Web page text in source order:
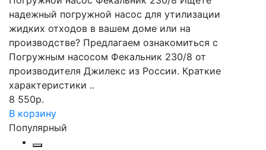
надежный погружной насос для утилизации
жидких отходов в вашем доме или на
производстве? Предлагаем ознакомиться с
Погружным насосом Фекальник 230/8 от
производителя Джилекс из России. Краткие
характеристики ..
8 550р.
В корзину
Популярный